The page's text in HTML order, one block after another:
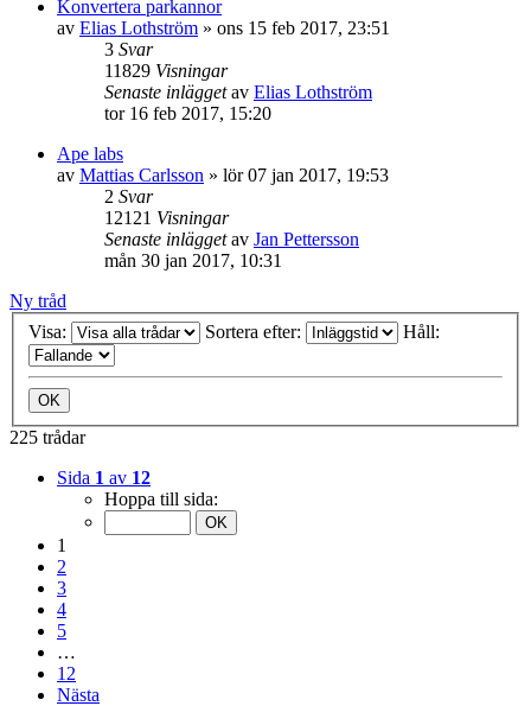
Konvertera parkannor
av Elias Lothström » ons 15 feb 2017, 23:51
3 Svar
11829 Visningar
Senaste inläggetav Elias Lothström
tor 16 feb 2017, 15:20
Ape labs
av Mattias Carlsson » lör 07 jan 2017, 19:53
2 Svar
12121 Visningar
Senaste inläggetav Jan Pettersson
mån 30 jan 2017, 10:31
Ny tråd
Visa:
Sortera efter: Håll:
225 trådar
Sida 1 av 12
Hoppa till sida:
1
2
3
4
5
…
12
Nästa